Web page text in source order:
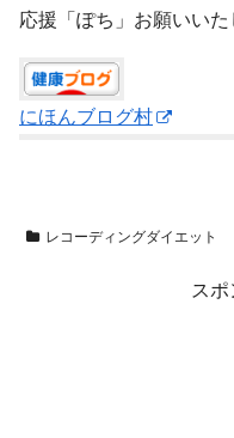
応援「ぽち」お願いい
にほんブログ村
レコーディングダイエット
スポ